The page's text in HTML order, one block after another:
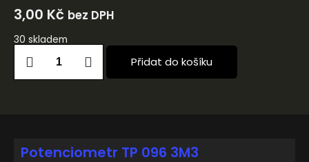
3,00 Kč bez DPH
30 skladem
Přidat do košíku
Potenciometr TP 096 3M3